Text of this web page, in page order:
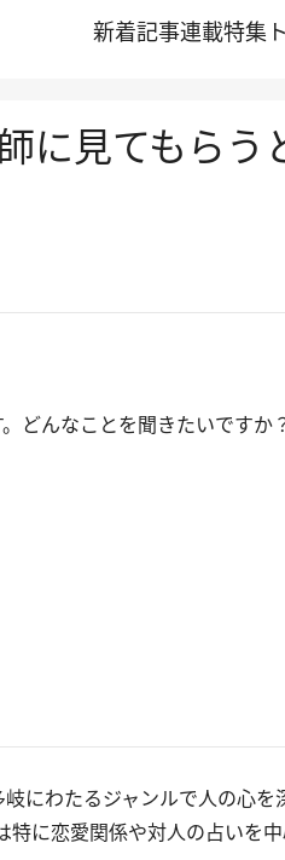
新着記事連載特集
に見てもらう
どんなことを聞きたいです
にわたるジャンルで人の心を
に恋愛関係や対人の占いを